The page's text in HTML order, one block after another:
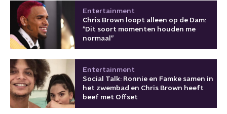
Entertainment
Chris Brown loopt alleen op de Dam:
“Dit soort momenten houden me
normaal”
Entertainment
Social Talk: Ronnie en Famke samen in
het zwembad en Chris Brown heeft
beef met Offset